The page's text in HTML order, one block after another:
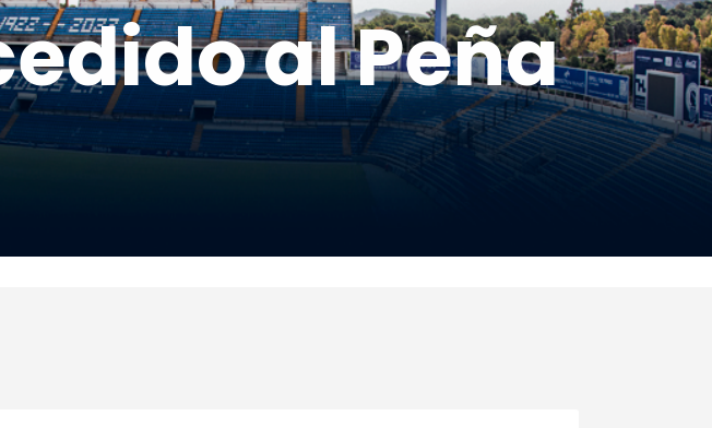
al Peña